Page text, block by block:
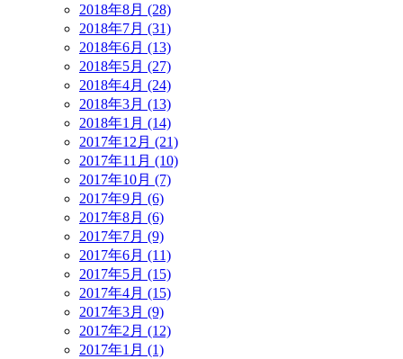
2018年8月 (28)
2018年7月 (31)
2018年6月 (13)
2018年5月 (27)
2018年4月 (24)
2018年3月 (13)
2018年1月 (14)
2017年12月 (21)
2017年11月 (10)
2017年10月 (7)
2017年9月 (6)
2017年8月 (6)
2017年7月 (9)
2017年6月 (11)
2017年5月 (15)
2017年4月 (15)
2017年3月 (9)
2017年2月 (12)
2017年1月 (1)